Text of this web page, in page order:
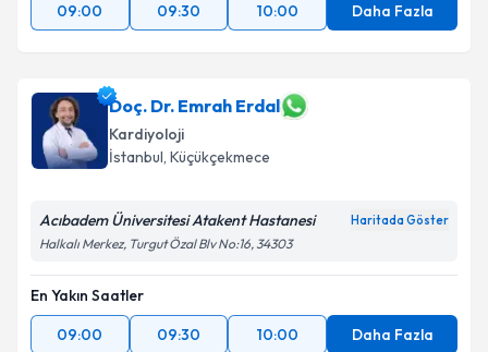
09:00
09:30 10:00 Daha Fazla
Doç. Dr. Emrah Erdal
Kardiyoloji
İstanbul, Küçükçekmece
Acıbadem Üniversitesi Atakent Hastanesi Haritada Göster
Halkalı Merkez, Turgut Özal Blv No:16, 34303
En Yakın Saatler
09:00
09:30 10:00 Daha Fazla